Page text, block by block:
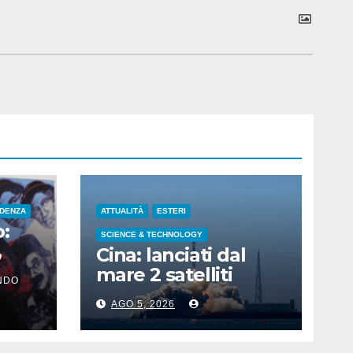
nati
ATTUALITÀ ESTERI
SCIENCE & TECHNOLOGY
Cina: lanciati dal
mare 2 satelliti
iperspettrali nello
Shandong
AGO 5, 2026